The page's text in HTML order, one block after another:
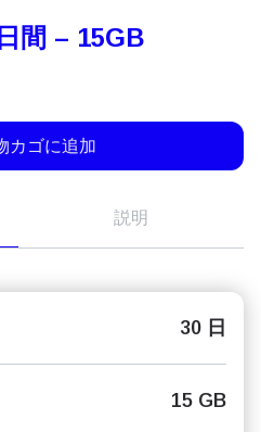
間 – 15GB
カゴに追加
説明
30 日
15 GB